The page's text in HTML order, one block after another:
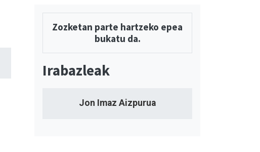
Zozketan parte hartzeko epea
bukatu da.
Irabazleak
Jon Imaz Aizpurua